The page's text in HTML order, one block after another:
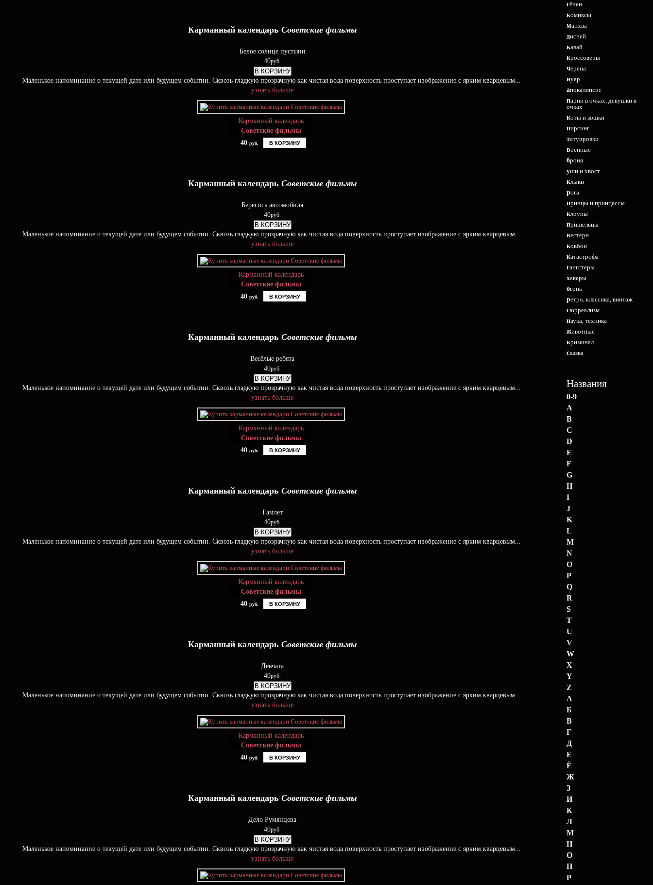
Карманный календарь Советские фильмы
Белое солнце пустыни
40руб.
В КОРЗИНУ
Маленькое напоминание о текущей дате или будущем событии. Сквозь гладкую прозрачную как чистая вода поверхность проступает изображение с ярким кварцевым...
узнать больше
Карманный календарь
Советские фильмы
40 руб. В КОРЗИНУ
Карманный календарь Советские фильмы
Берегись автомобиля
40руб.
В КОРЗИНУ
Маленькое напоминание о текущей дате или будущем событии. Сквозь гладкую прозрачную как чистая вода поверхность проступает изображение с ярким кварцевым...
узнать больше
Карманный календарь
Советские фильмы
40 руб. В КОРЗИНУ
Карманный календарь Советские фильмы
Весёлые ребята
40руб.
В КОРЗИНУ
Маленькое напоминание о текущей дате или будущем событии. Сквозь гладкую прозрачную как чистая вода поверхность проступает изображение с ярким кварцевым...
узнать больше
Карманный календарь
Советские фильмы
40 руб. В КОРЗИНУ
Карманный календарь Советские фильмы
Гамлет
40руб.
В КОРЗИНУ
Маленькое напоминание о текущей дате или будущем событии. Сквозь гладкую прозрачную как чистая вода поверхность проступает изображение с ярким кварцевым...
узнать больше
Карманный календарь
Советские фильмы
40 руб. В КОРЗИНУ
Карманный календарь Советские фильмы
Девчата
40руб.
В КОРЗИНУ
Маленькое напоминание о текущей дате или будущем событии. Сквозь гладкую прозрачную как чистая вода поверхность проступает изображение с ярким кварцевым...
узнать больше
Карманный календарь
Советские фильмы
40 руб. В КОРЗИНУ
Карманный календарь Советские фильмы
Дело Румянцева
40руб.
В КОРЗИНУ
Маленькое напоминание о текущей дате или будущем событии. Сквозь гладкую прозрачную как чистая вода поверхность проступает изображение с ярким кварцевым...
узнать больше
сёнен
комиксы
манхва
дисней
кавай
кроссоверы
черепа
нуар
апокалипсис
парни в очках, девушки в
очках
коты и кошки
пирсинг
татуировки
военные
броня
уши и хвост
клыки
рога
принцы и принцессы
клоуны
пришельцы
вестерн
ковбои
катастрофа
гангстеры
хакеры
огонь
ретро, классика, винтаж
сюрреализм
наука, техника
животные
криминал
сказка
Названия
0-9
A
B
C
D
E
F
G
H
I
J
K
L
M
N
O
P
Q
R
S
T
U
V
W
X
Y
Z
А
Б
В
Г
Д
Е
Ё
Ж
З
И
К
Л
М
Н
О
П
Р